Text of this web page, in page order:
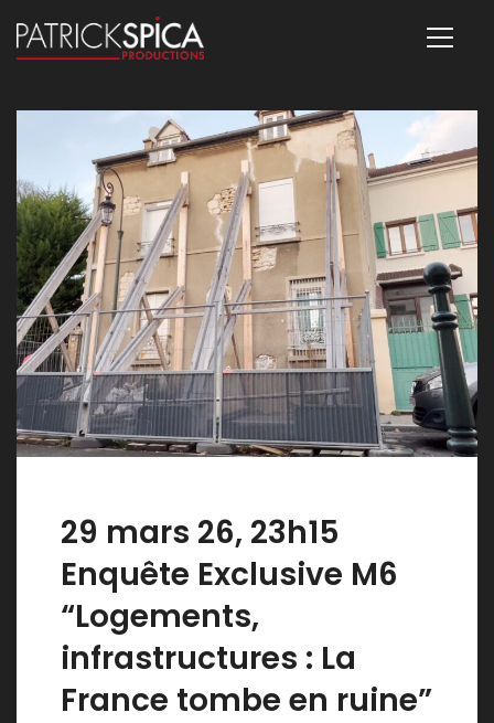
29 mars 26, 23h15
Enquête Exclusive M6
“Logements,
infrastructures : La
France tombe en ruine”